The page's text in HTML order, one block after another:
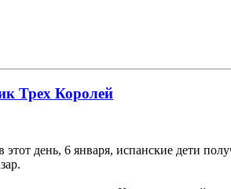
Трех Королей
день, 6 января, испанские дети